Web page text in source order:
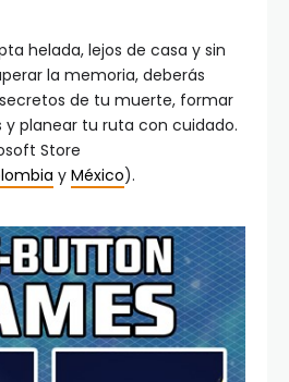
helada, lejos de casa y sin
la memoria, deberás
de tu muerte, formar
y planear tu ruta con cuidado.
Store
y México).